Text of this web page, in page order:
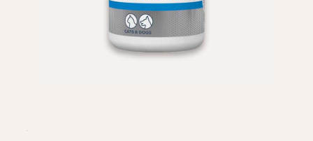
Оптовым клиентам
Контакты